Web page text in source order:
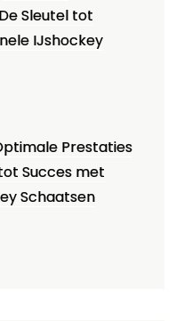
Sleutel tot
IJshockey
Prestaties
Succes met
Schaatsen